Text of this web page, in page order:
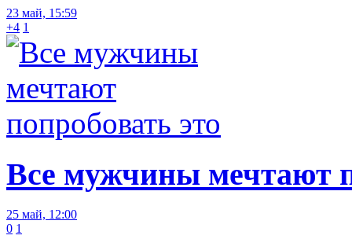
23 май, 15:59
+4 1
Все мужчины мечтают
25 май, 12:00
0 1